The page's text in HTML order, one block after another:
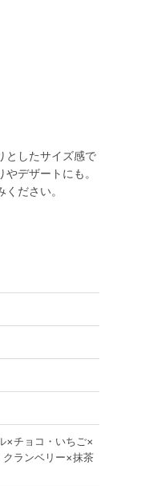
としたサイズ感で
デザートにも。
ださい。
×チョコ・いちご×
ランベリー×抹茶